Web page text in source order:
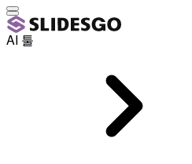
AI 툴